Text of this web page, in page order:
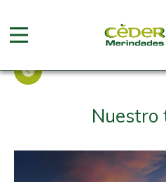
Oferta de
Nuestro